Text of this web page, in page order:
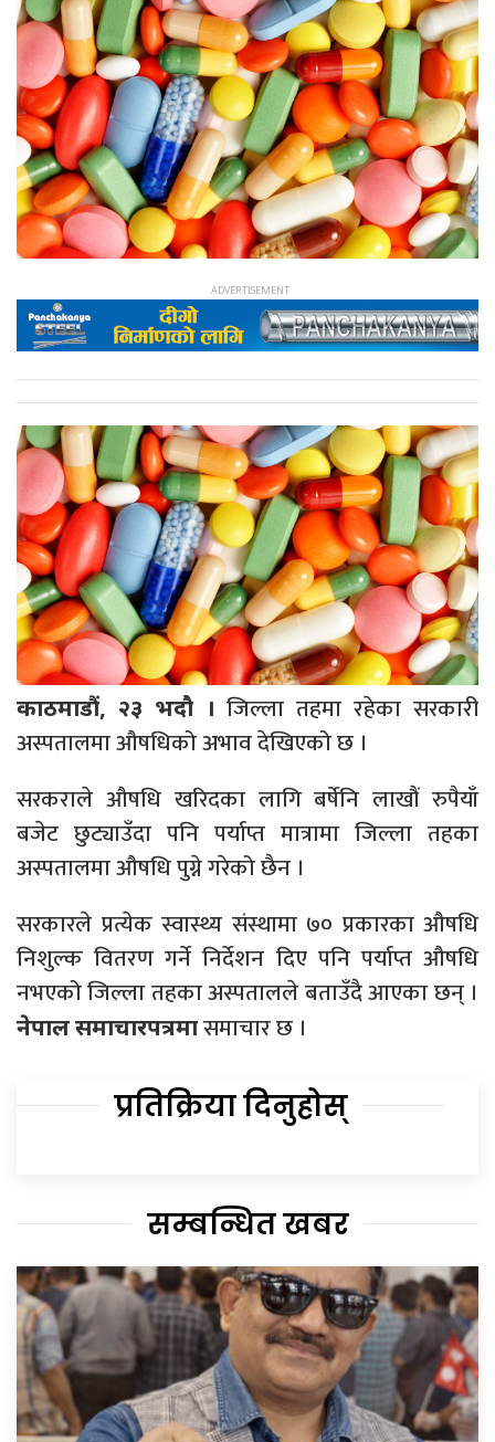
काठमाडौं, २३ भदौ । जिल्ला तहमा रहेका सरकारी
अस्पतालमा औषधिको अभाव देखिएको छ ।
सरकराले औषधि खरिदका लागि बर्षेनि लाखौं रुपैयाँ
बजेट छुट्याउँदा पनि पर्याप्त मात्रामा जिल्ला तहका
अस्पतालमा औषधि पुग्ने गरेको छैन ।
सरकारले प्रत्येक स्वास्थ्य संस्थामा ७० प्रकारका औषधि
निशुल्क वितरण गर्ने निर्देशन दिए पनि पर्याप्त औषधि
नभएको जिल्ला तहका अस्पतालले बताउँदै आएका छन् ।
नेपाल समाचारपत्रमासमाचार छ ।
प्रतिक्रिया दिनुहोस्
सम्बन्धित खबर